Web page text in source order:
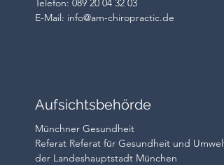
Telefon: 089 20 04 32 03
E-Mail: info@am-chiropractic.de
Aufsichtsbehörde
Münchner Gesundheit
Referat Referat für Gesundheit und Umwelt
der Landeshauptstadt München